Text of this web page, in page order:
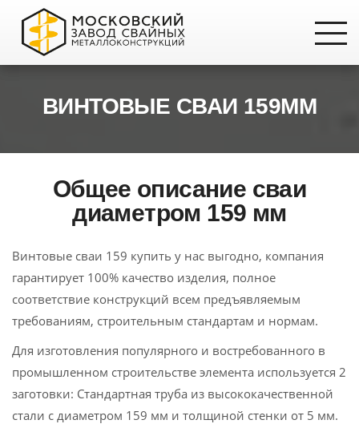
ВИНТОВЫЕ СВАИ 159ММ
Общее описание сваи
диаметром 159 мм
Винтовые сваи 159 купить у нас выгодно, компания
гарантирует 100% качество изделия, полное
соответствие конструкций всем предъявляемым
требованиям, строительным стандартам и нормам.
Для изготовления популярного и востребованного в
промышленном строительстве элемента используется 2
заготовки: Стандартная труба из высококачественной
стали с диаметром 159 мм и толщиной стенки от 5 мм.